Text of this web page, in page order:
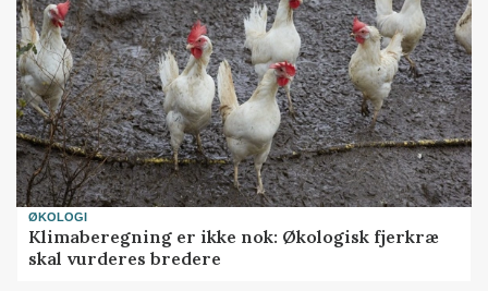
ØKOLOGI
Klimaberegning er ikke nok: Økologisk fjerkræ
skal vurderes bredere